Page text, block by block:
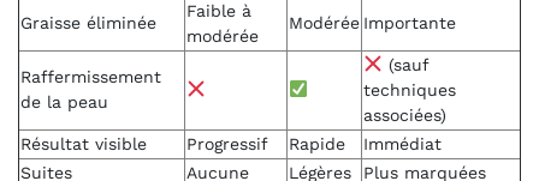
Graisse éliminée
Faible à
modérée
Modérée Importante
Raffermissement
de la peau
(sauf
techniques
associées)
Résultat visible
Progressif Rapide
Immédiat
Suites
Aucune Légères
Plus marquées